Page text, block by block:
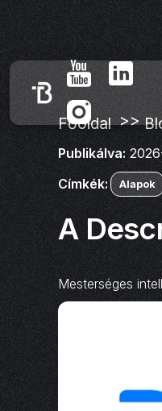
Főoldal >>
Publikálva:
Címkék:
Alapok
A
Mesterséges